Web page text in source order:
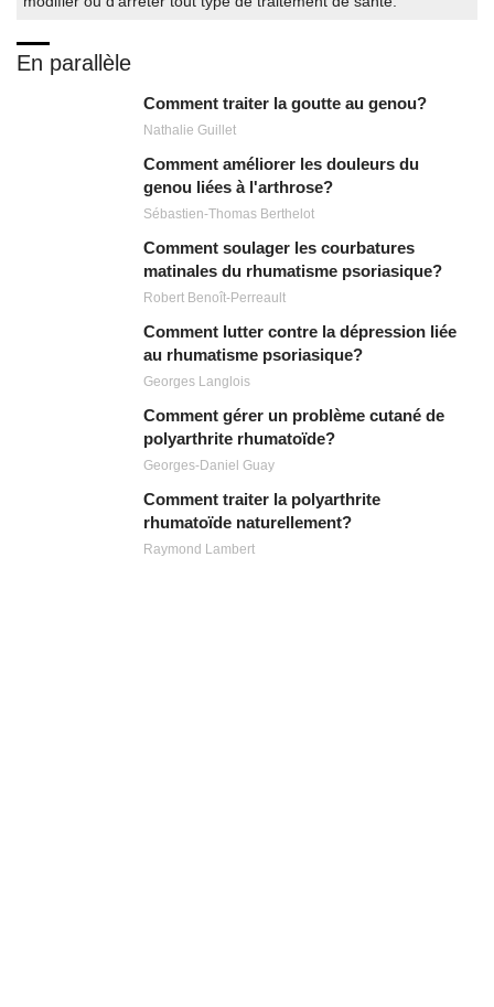
En parallèle
Comment traiter la goutte au genou?
Nathalie Guillet
Comment améliorer les douleurs du
genou liées à l'arthrose?
Sébastien-Thomas Berthelot
Comment soulager les courbatures
matinales du rhumatisme psoriasique?
Robert Benoît-Perreault
Comment lutter contre la dépression liée
au rhumatisme psoriasique?
Georges Langlois
Comment gérer un problème cutané de
polyarthrite rhumatoïde?
Georges-Daniel Guay
Comment traiter la polyarthrite
rhumatoïde naturellement?
Raymond Lambert